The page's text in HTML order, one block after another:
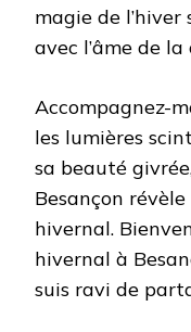
magie de
avec l’âme de la
Accompagnez-
les lumières
sa beauté
Besançon
hivernal.
hivernal à
suis ravi de